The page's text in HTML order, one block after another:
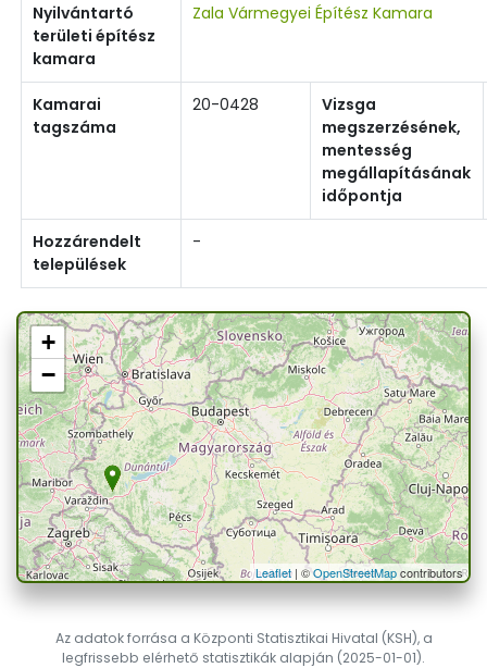
Nyilvántartó
területi építész
kamara
Zala Vármegyei Építész Kamara
Kamarai
tagszáma
20-0428
Vizsga
megszerzésének,
mentesség
megállapításának
időpontja
Hozzárendelt
települések
-
+
−
Leaflet| ©OpenStreetMapcontributors
Az adatok forrása a Központi Statisztikai Hivatal (KSH), a
legfrissebb elérhető statisztikák alapján (2025-01-01).